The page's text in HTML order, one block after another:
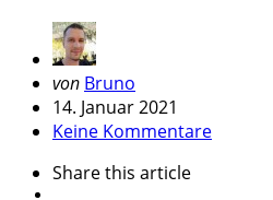
Geschrieben
von
von Bruno
14. Januar 2021
Keine Kommentare
Sharethis article